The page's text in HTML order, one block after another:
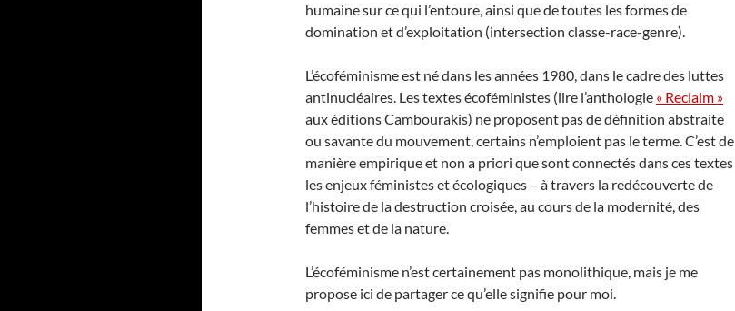
humaine sur ce qui l’entoure, ainsi que de toutes les formes de
domination et d’exploitation (intersection classe-race-genre).
L’écoféminisme est né dans les années 1980, dans le cadre des luttes
antinucléaires. Les textes écoféministes (lire l’anthologie « Reclaim »
aux éditions Cambourakis) ne proposent pas de définition abstraite
ou savante du mouvement, certains n’emploient pas le terme. C’est de
manière empirique et non a priori que sont connectés dans ces textes
les enjeux féministes et écologiques – à travers la redécouverte de
l’histoire de la destruction croisée, au cours de la modernité, des
femmes et de la nature.
L’écoféminisme n’est certainement pas monolithique, mais je me
propose ici de partager ce qu’elle signifie pour moi.